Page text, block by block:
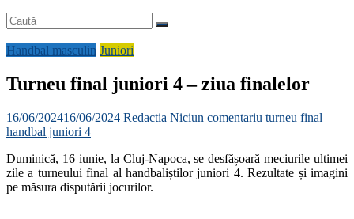
Handbal masculin Juniori
Turneu final juniori 4 – ziua finalelor
16/06/202416/06/2024 Redactia Niciun comentariu turneu final
handbal juniori 4
Duminică, 16 iunie, la Cluj-Napoca, se desfășoară meciurile ultimei
zile a turneului final al handbaliștilor juniori 4. Rezultate și imagini
pe măsura disputării jocurilor.